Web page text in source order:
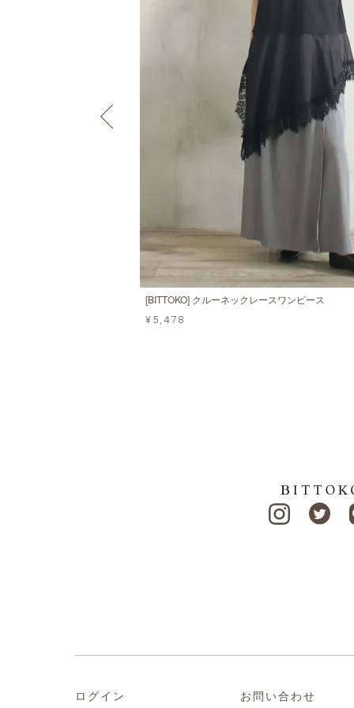
[BITTOKO] クルーネックレースワンピース
¥5,478
ログイン お問い合わせ